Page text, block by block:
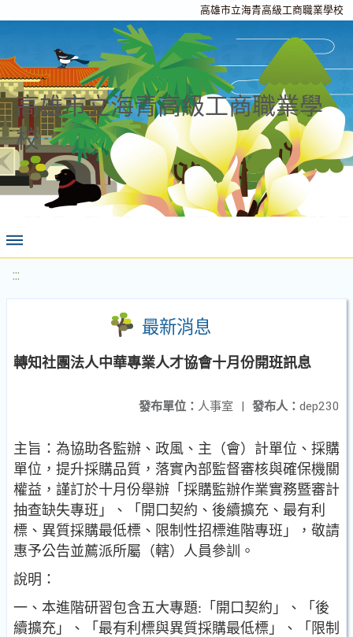
高雄市立海青高級工商職業學校
高雄市立海青高級工商職業學
校
:::
最新消息
轉知社團法人中華專業人才協會十月份開班訊息
發布人： dep230
發布單位： 人事室 |
主旨：為協助各監辦、政風、主（會）計單位、採購
單位，提升採購品質，落實內部監督審核與確保機關
權益，謹訂於十月份舉辦「採購監辦作業實務暨審計
抽查缺失專班」、「開口契約、後續擴充、最有利
標、異質採購最低標、限制性招標進階專班」，敬請
惠予公告並薦派所屬（轄）人員參訓。
說明：
一、本進階研習包含五大專題:「開口契約」、「後
續擴充」、「最有利標與異質採購最低標」、「限制